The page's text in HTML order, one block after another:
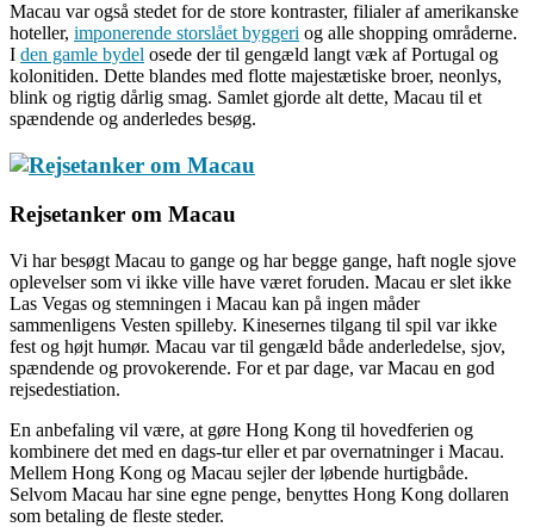
Macau var også stedet for de store kontraster, filialer af amerikanske
hoteller, imponerende storslået byggeri og alle shopping områderne.
I den gamle bydel osede der til gengæld langt væk af Portugal og
kolonitiden. Dette blandes med flotte majestætiske broer, neonlys,
blink og rigtig dårlig smag. Samlet gjorde alt dette, Macau til et
spændende og anderledes besøg.
Rejsetanker om Macau
Vi har besøgt Macau to gange og har begge gange, haft nogle sjove
oplevelser som vi ikke ville have været foruden. Macau er slet ikke
Las Vegas og stemningen i Macau kan på ingen måder
sammenligens Vesten spilleby. Kinesernes tilgang til spil var ikke
fest og højt humør. Macau var til gengæld både anderledelse, sjov,
spændende og provokerende. For et par dage, var Macau en god
rejsedestiation.
En anbefaling vil være, at gøre Hong Kong til hovedferien og
kombinere det med en dags-tur eller et par overnatninger i Macau.
Mellem Hong Kong og Macau sejler der løbende hurtigbåde.
Selvom Macau har sine egne penge, benyttes Hong Kong dollaren
som betaling de fleste steder.